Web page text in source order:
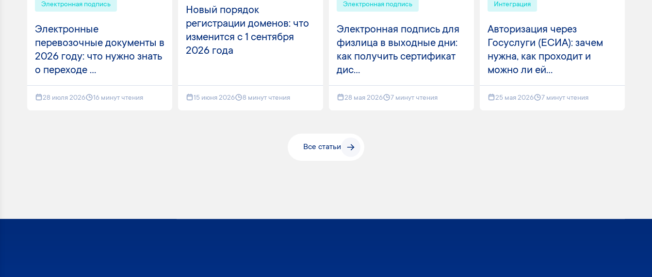
Электронная подпись
Электронные
перевозочные документы в
2026 году: что нужно знать
о переходе ...
28 июля 2026 16 минут чтения
Новый порядок
регистрации доменов: что
изменится с 1 сентября
2026 года
15 июня 2026 8 минут чтения
Электронная подпись
Электронная подпись для
физлица в выходные дни:
как получить сертификат
дис...
28 мая 2026 7 минут чтения
Интеграция
Авторизация через
Госуслуги (ЕСИА): зачем
нужна, как проходит и
можно ли ей...
25 мая 2026 7 минут чтения
Все статьи